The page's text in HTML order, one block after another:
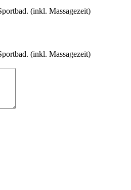
(inkl. Massagezeit)
(inkl. Massagezeit)